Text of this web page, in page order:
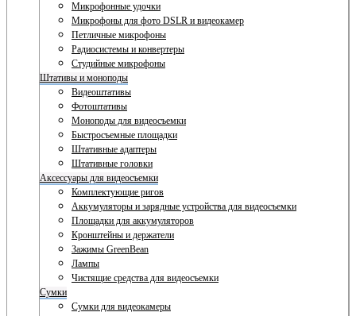
Микрофонные удочки
Микрофоны для фото DSLR и видеокамер
Петличные микрофоны
Радиосистемы и конвертеры
Студийные микрофоны
Штативы и моноподы
Видеоштативы
Фотоштативы
Моноподы для видеосъемки
Быстросъемные площадки
Штативные адаптеры
Штативные головки
Аксессуары для видеосъемки
Комплектующие ригов
Аккумуляторы и зарядные устройства для видеосъемки
Площадки для аккумуляторов
Кронштейны и держатели
Зажимы GreenBean
Лампы
Чистящие средства для видеосъемки
Сумки
Сумки для видеокамеры